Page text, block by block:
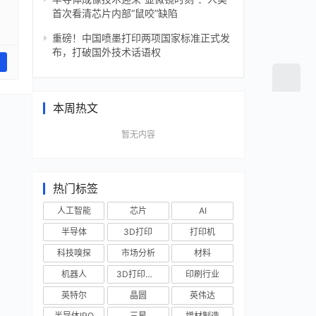
首次看清芯片内部“鼠咬”缺陷
重磅！中国喷墨打印两项国家标准正式发
布，打破国外技术话语权
本周热文
暂无内容
热门标签
人工智能 芯片
AI
半导体
3D打印
打印机
科技嗅探
市场分析
材料
机器人
3D打印技术
印刷行业
英特尔
晶圆
英伟达